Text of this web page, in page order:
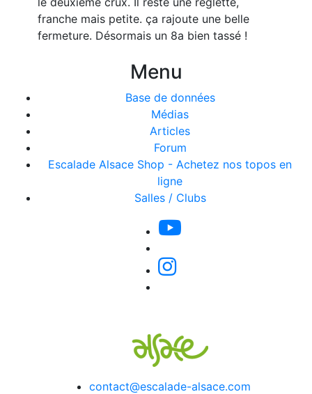
franche mais petite. ça rajoute une belle
fermeture. Désormais un 8a bien tassé !
Menu
Base de données
Médias
Articles
Forum
Escalade Alsace Shop - Achetez nos topos en
ligne
Salles / Clubs
contact@escalade-alsace.com